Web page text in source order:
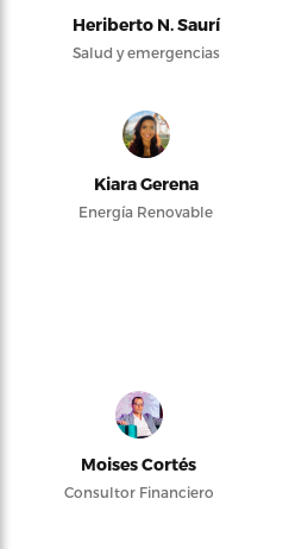
Heriberto N. Saurí
Salud y emergencias
Kiara Gerena
Energía Renovable
Moises Cortés
Consultor Financiero